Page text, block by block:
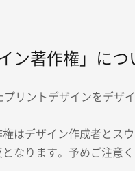
ン著作権」につ
リントデザインをデザ
はデザイン作成者とス
なります。予めご注意